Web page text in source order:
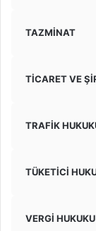
TAZMİNAT
TİCARET VE
TRAFİK
TÜKETİCİ
VERGİ HUKUKU